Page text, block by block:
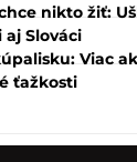
nikto žiť:
Slováci
Viac
ťažkosti